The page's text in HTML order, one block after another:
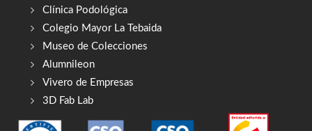
Clínica Podológica
Colegio Mayor La Tebaida
Museo de Colecciones
Alumnileon
Vivero de Empresas
3D Fab Lab